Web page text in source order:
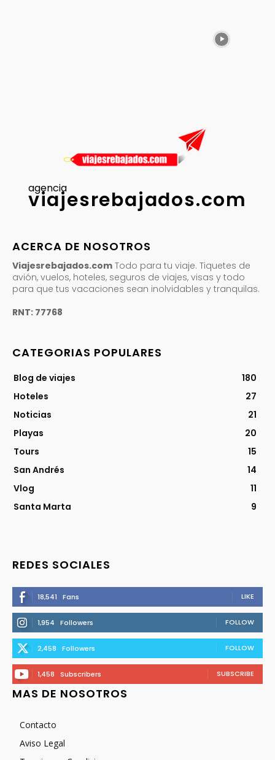
agencia
viajesrebajados.com
ACERCA DE NOSOTROS
Viajesrebajados.com Todo para tu viaje. Tiquetes de
avión, vuelos, hoteles, seguros de viajes, visas y todo
para que tus vacaciones sean inolvidables y tranquilas.
RNT: 77768
CATEGORIAS POPULARES
Blog de viajes
180
Hoteles
27
Noticias
21
Playas
20
Tours
15
San Andrés
14
Vlog
11
Santa Marta
9
REDES SOCIALES
18,541 Fans LIKE
1,954 Followers FOLLOW
2,458 Followers FOLLOW
1,458 Subscribers SUBSCRIBE
MAS DE NOSOTROS
Contacto
Aviso Legal